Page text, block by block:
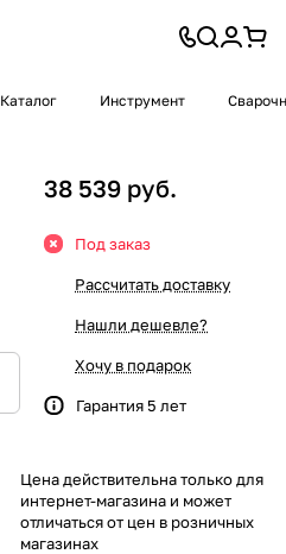
Каталог Инструмент
38 539 руб.
Под заказ
Рассчитать доставку
Нашли дешевле?
Хочу в подарок
Гарантия 5 лет
Цена действительна только для
интернет-магазина и может
отличаться от цен в розничных
магазинах